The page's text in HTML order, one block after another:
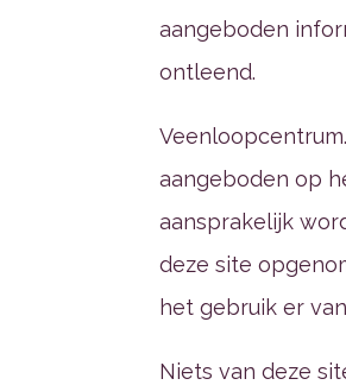
aangeboden
ontleend.
aangeboden op
aansprakelijk
deze site
het gebruik er
Niets van deze